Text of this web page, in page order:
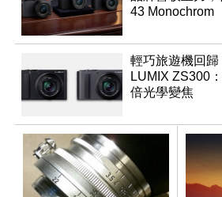
43 Monochrom
輕巧旅遊機回
LUMIX ZS300
倍光學變焦